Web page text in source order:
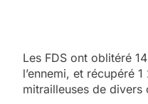
Les FDS ont oblitéré
l’ennemi, et récupéré
mitrailleuses de